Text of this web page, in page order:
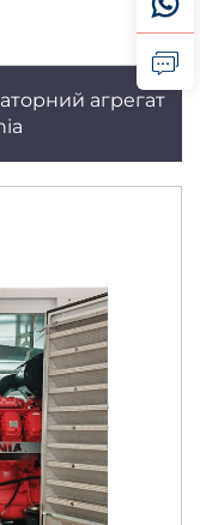
агрегат